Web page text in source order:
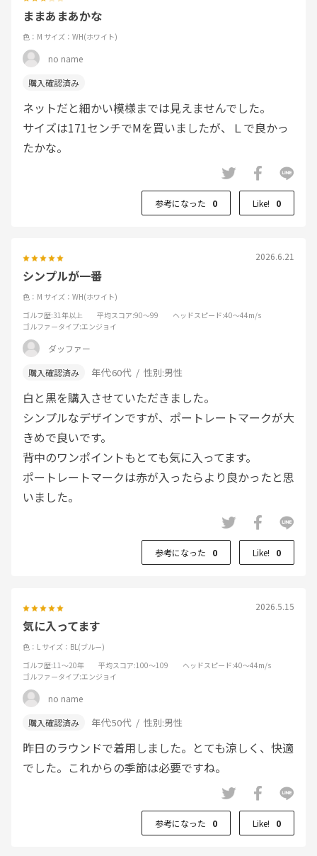
ままあまあかな
色：M サイズ：WH(ホワイト)
no name
ネットだと細かい模様までは見えませんでした。
サイズは171センチでMを買いましたが、Ｌで良かっ
たかな。
参考になった 0 Like! 0
2026.6.21
シンプルが一番
色：M サイズ：WH(ホワイト)
ゴルフ歴:31年以上 平均スコア:90～99 ヘッドスピード:40～44m/s
ゴルファータイプ:エンジョイ
ダッファー
年代:60代 性別:男性
白と黒を購入させていただきました。
シンプルなデザインですが、ポートレートマークが大
きめで良いです。
背中のワンポイントもとても気に入ってます。
ポートレートマークは赤が入ったらより良かったと思
いました。
参考になった 0 Like! 0
2026.5.15
気に入ってます
色：L サイズ：BL(ブルー)
ゴルフ歴:11～20年 平均スコア:100～109 ヘッドスピード:40～44m/s
ゴルファータイプ:エンジョイ
no name
年代:50代 性別:男性
昨日のラウンドで着用しました。とても涼しく、快適
でした。これからの季節は必要ですね。
参考になった 0 Like! 0